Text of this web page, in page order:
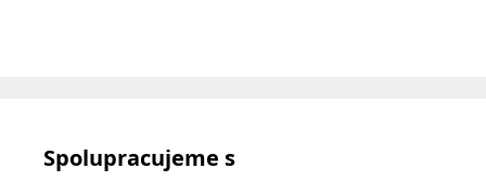
Spolupracujeme s